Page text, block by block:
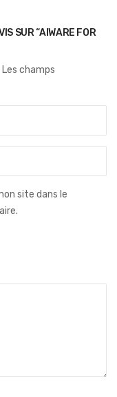
SUR “AIWARE FOR
Les champs
site dans le